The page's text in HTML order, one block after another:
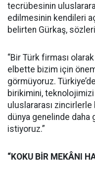
tecrübesinin
edilmesinin kendileri
belirten Gürkaş,
“Bir Türk firması
elbette bizim için
görmüyoruz.
birikimini,
uluslararası zincirlerle
dünya genelinde daha
istiyoruz.”
“KOKU BİR MEKÂNI